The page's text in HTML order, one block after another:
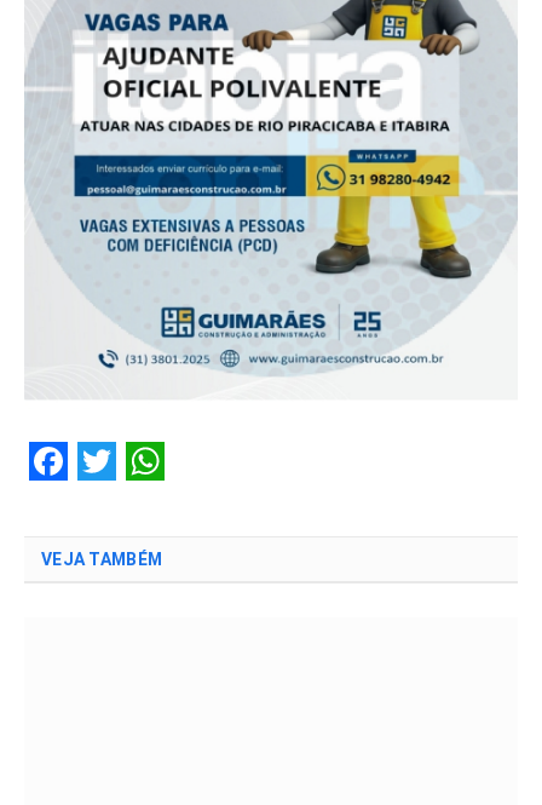
VEJA TAMBÉM